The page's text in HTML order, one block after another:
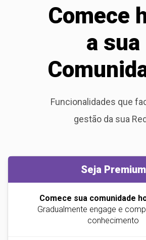
Comece
a sua
Funcionalidades que
gestão da sua
Seja Premium
Comece sua comunidade
Gradualmente engage e
conhecimento